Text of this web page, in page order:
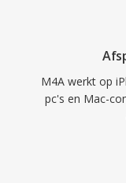
M4A werkt op
pc's en Mac-